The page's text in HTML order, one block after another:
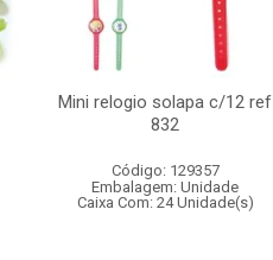
Mini relogio solapa c/12 ref
832
Código: 129357
Embalagem: Unidade
Caixa Com: 24 Unidade(s)